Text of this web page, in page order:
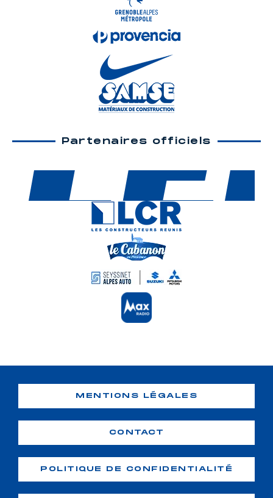
Partenaires officiels
MENTIONS LÉGALES
CONTACT
POLITIQUE DE CONFIDENTIALITÉ